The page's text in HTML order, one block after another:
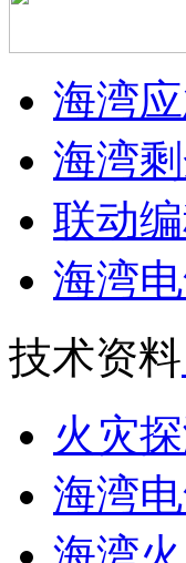
海湾
海湾
联动
海湾
技术资料
火灾
海湾